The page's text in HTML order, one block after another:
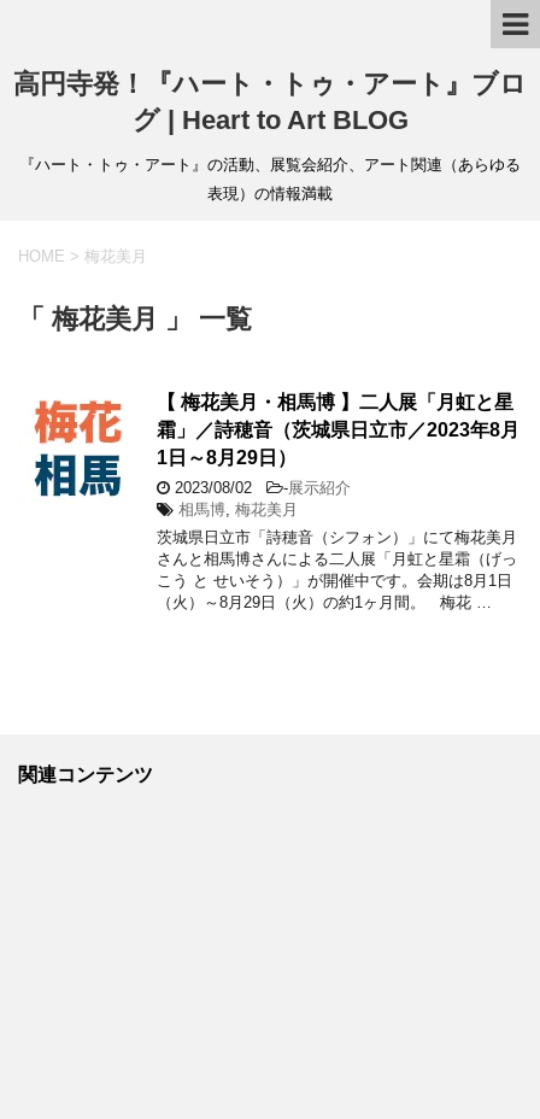
高円寺発！『ハート・トゥ・アート』ブロ
グ | Heart to Art BLOG
『ハート・トゥ・アート』の活動、展覧会紹介、アート関連（あらゆる
表現）の情報満載
HOME > 梅花美月
「 梅花美月 」 一覧
【 梅花美月・相馬博 】二人展「月虹と星
霜」／詩穂音（茨城県日立市／2023年8月
1日～8月29日）
2023/08/02 -展示紹介
相馬博 梅花美月
茨城県日立市「詩穂音（シフォン）」にて梅花美月
さんと相馬博さんによる二人展「月虹と星霜（げっ
こう と せいそう）」が開催中です。会期は8月1日
（火）～8月29日（火）の約1ヶ月間。 梅花 …
関連コンテンツ